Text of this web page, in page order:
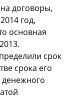
договоры,
год,
основная
срок
срока его